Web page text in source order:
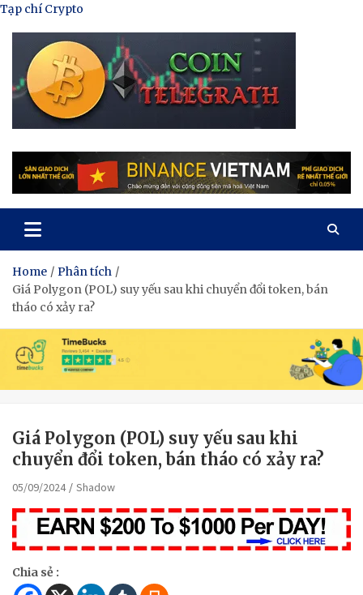
Skip
content
Tạp chí Crypto
Tạp Chí Tiền Mã Hóa
Home
Phân tích
Giá Polygon (POL) suy yếu sau khi chuyển đổi token, bán
tháo có xảy ra?
Giá Polygon (POL) suy yếu sau khi
chuyển đổi token, bán tháo có xảy ra?
05/09/2024 Shadow
Chia sẻ :